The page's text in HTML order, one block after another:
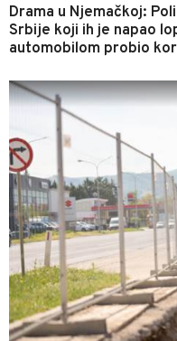
Drama u Njemačkoj:
Srbije koji ih je napao
automobilom probio